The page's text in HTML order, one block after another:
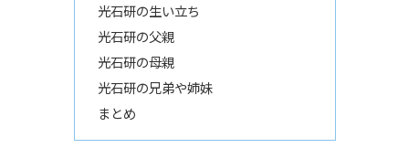
光石研の生い立ち
光石研の父親
光石研の母親
光石研の兄弟や姉妹
まとめ